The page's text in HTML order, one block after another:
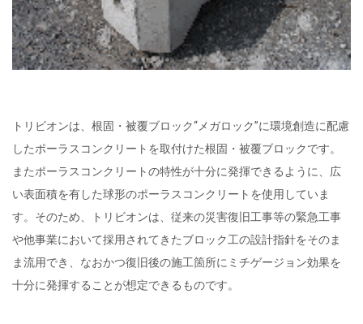
トリビオンは、根固・被覆ブロック“メガロック”に環境創造に配慮
したポーラスコンクリートを取付けた根固・被覆ブロックです。
またポーラスコンクリートの特性が十分に発揮できるように、広
い表面積を有した球形のポーラスコンクリートを使用していま
す。そのため、トリビオンは、従来の災害復旧工事等の緊急工事
や他事業において採用されてきたブロック工の設計指針をそのま
ま流用でき、なおかつ復旧後の施工箇所にミチゲージョン効果を
十分に発揮することが想定できるものです。